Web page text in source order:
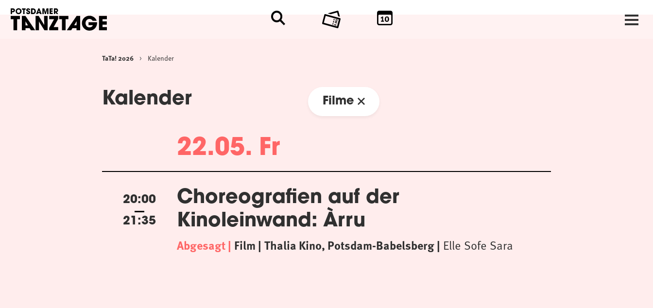
TaTa! 2026 Kalender
Kalender Filme
22.05. Fr
20:00
21:35
Choreografien auf der
Kinoleinwand: Àrru
Abgesagt Film Thalia Kino, Potsdam-Babelsberg Elle Sofe Sara